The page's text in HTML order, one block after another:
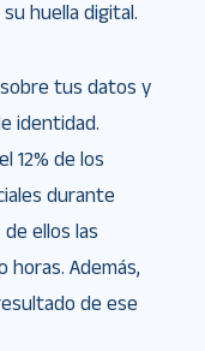
huella digital.
tus datos y
identidad.
12% de los
durante
de ellos las
horas. Además,
de ese